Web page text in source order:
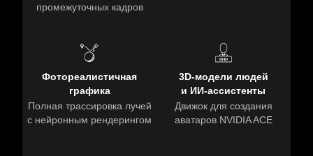
промежуточных кадров
Фотореалистичная
графика
Полная трассировка лучей
с нейронным рендерингом
3D-модели людей
и ИИ-ассистенты
Движок для создания
аватаров NVIDIA ACE